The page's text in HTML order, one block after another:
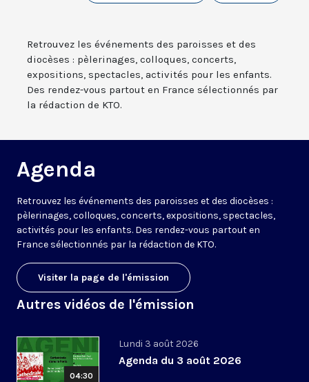
Retrouvez les événements des paroisses et des
diocèses : pèlerinages, colloques, concerts,
expositions, spectacles, activités pour les enfants.
Des rendez-vous partout en France sélectionnés par
la rédaction de KTO.
Agenda
Retrouvez les événements des paroisses et des diocèses :
pèlerinages, colloques, concerts, expositions, spectacles,
activités pour les enfants. Des rendez-vous partout en
France sélectionnés par la rédaction de KTO.
Visiter la page de l'émission
Autres vidéos de l'émission
04:30
Lundi 3 août 2026
Agenda du 3 août 2026